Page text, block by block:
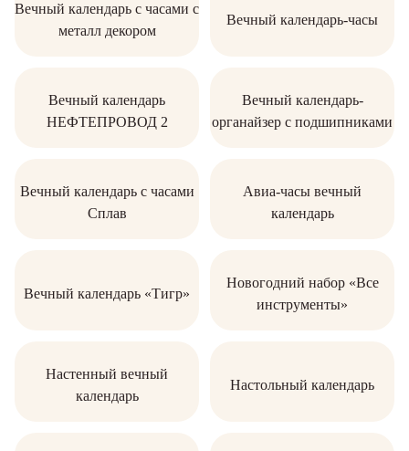
Вечный календарь с часами с
металл декором
Вечный календарь-часы
Вечный календарь
НЕФТЕПРОВОД 2
Вечный календарь-
органайзер с подшипниками
Вечный календарь с часами
Сплав
Авиа-часы вечный
календарь
Вечный календарь «Тигр»
Новогодний набор «Все
инструменты»
Настенный вечный
календарь
Настольный календарь